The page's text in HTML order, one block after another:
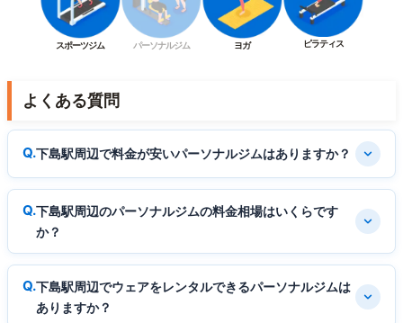
スポーツジム パーソナルジム ヨガ ピラティス
よくある質問
下島駅周辺で料金が安いパーソナルジムはありますか？
下島駅周辺のパーソナルジムの料金相場はいくらです
か？
下島駅周辺でウェアをレンタルできるパーソナルジムは
ありますか？